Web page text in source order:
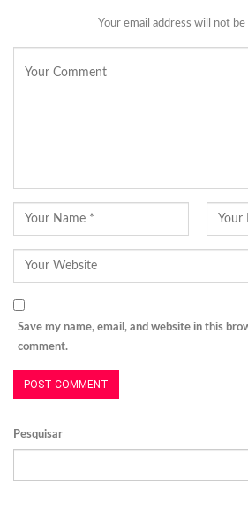
Your email address will not be
Save my name, email, and website in this
comment.
Pesquisar